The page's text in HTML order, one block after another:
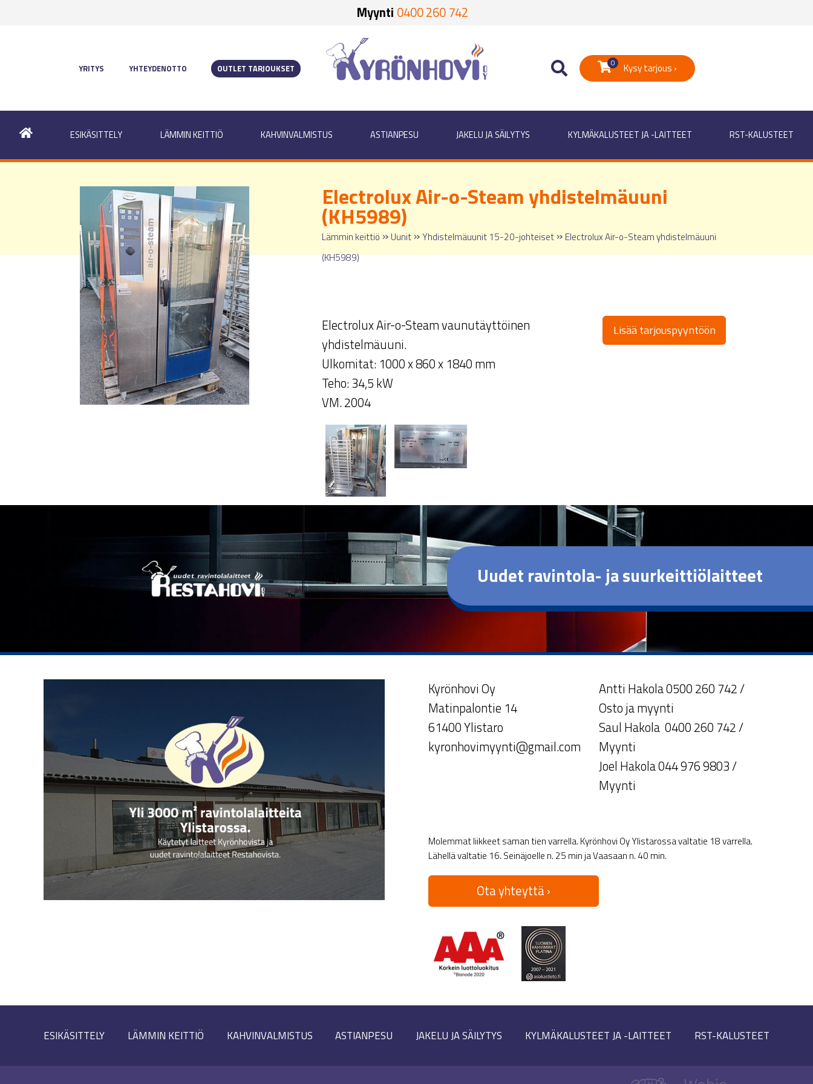
Myynti 0400 260 742
YRITYS YHTEYDENOTTO OUTLET TARJOUKSET
0 Kysy tarjous ›
ESIKÄSITTELY LÄMMIN KEITTIÖ KAHVINVALMISTUS ASTIANPESU JAKELU JA SÄILYTYS KYLMÄKALUSTEET JA -LAITTEET RST-KALUSTEET
Electrolux Air-o-Steam yhdistelmäuuni
(KH5989)
Lämmin keittiö » Uunit »Yhdistelmäuunit 15-20-johteiset » Electrolux Air-o-Steam yhdistelmäuuni
(KH5989)
Electrolux Air-o-Steam vaunutäyttöinen
yhdistelmäuuni.
Ulkomitat: 1000 x 860 x 1840 mm
Teho: 34,5 kW
VM. 2004
Lisää tarjouspyyntöön
Uudet ravintola- ja suurkeittiölaitteet
Kyrönhovi Oy
Matinpalontie 14
61400 Ylistaro
kyronhovimyynti@gmail.com
Antti Hakola 0500 260 742 /
Osto ja myynti
Saul Hakola 0400 260 742 /
Myynti
Joel Hakola 044 976 9803 /
Myynti
Molemmat liikkeet saman tien varrella. Kyrönhovi Oy Ylistarossa valtatie 18 varrella.
Lähellä valtatie 16. Seinäjoelle n. 25 min ja Vaasaan n. 40 min.
Ota yhteyttä ›
ESIKÄSITTELY LÄMMIN KEITTIÖ KAHVINVALMISTUS ASTIANPESU JAKELU JA SÄILYTYS KYLMÄKALUSTEET JA -LAITTEET RST-KALUSTEET